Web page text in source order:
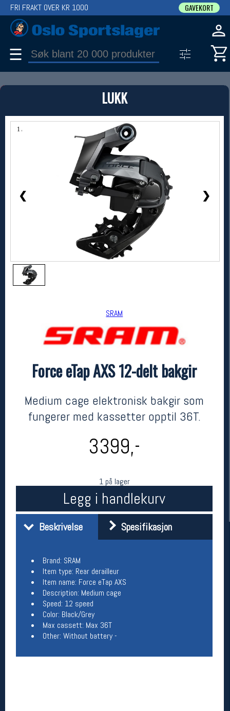
LUKK
1 / 1
❮ ❯
SRAM
Force eTap AXS 12-delt bakgir
Medium cage elektronisk bakgir som
fungerer med kassetter opptil 36T.
3399,-
1 på lager
Legg i handlekurv
Beskrivelse Spesifikasjon
Brand: SRAM
Item type: Rear derailleur
Item name: Force eTap AXS
Description: Medium cage
Speed: 12 speed
Color: Black/Grey
Max cassett: Max 36T
Other: Without battery -
FRI FRAKT OVER KR 1000 GAVEKORT
☰
PRODUKT
Produkter (1)
Bruk filter til å spisse søket
SRAM
Force eTap AXS 12-delt bakgir
kr 3399
Her finner du oss
Oslo Sportslager
Torggata 20
0183 Oslo
Telefon: 23 32 62 00
(telefontid man-fredag klokken 10-13)
Om oss